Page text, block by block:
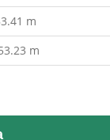
m
m